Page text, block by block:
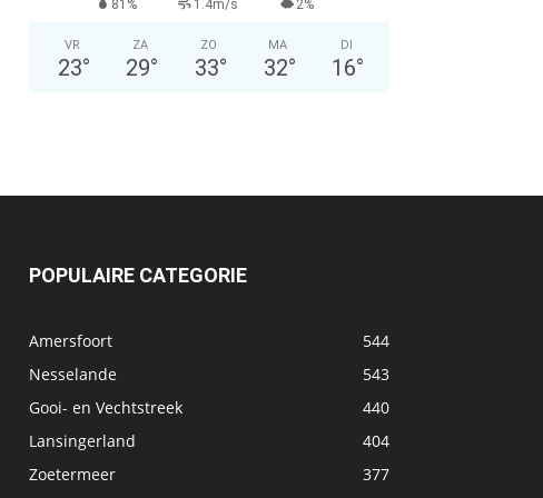
81% 1.4m/s 2%
VR
23°
ZA
29°
ZO
33°
MA
32°
DI
16°
POPULAIRE CATEGORIE
Amersfoort
544
Nesselande
543
Gooi- en Vechtstreek
440
Lansingerland
404
Zoetermeer
377